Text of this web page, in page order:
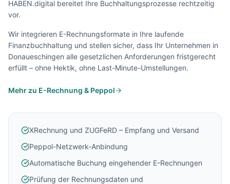
HABEN.digital bereitet Ihre Buchhaltungsprozesse rechtzeitig
vor.
Wir integrieren E-Rechnungsformate in Ihre laufende
Finanzbuchhaltung und stellen sicher, dass Ihr Unternehmen in
Donaueschingen alle gesetzlichen Anforderungen fristgerecht
erfüllt – ohne Hektik, ohne Last-Minute-Umstellungen.
Mehr zu E-Rechnung & Peppol
XRechnung und ZUGFeRD – Empfang und Versand
Peppol-Netzwerk-Anbindung
Automatische Buchung eingehender E-Rechnungen
Prüfung der Rechnungsdaten und